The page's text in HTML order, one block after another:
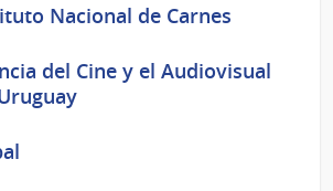
Nacional de Carnes
del Cine y el Audiovisual